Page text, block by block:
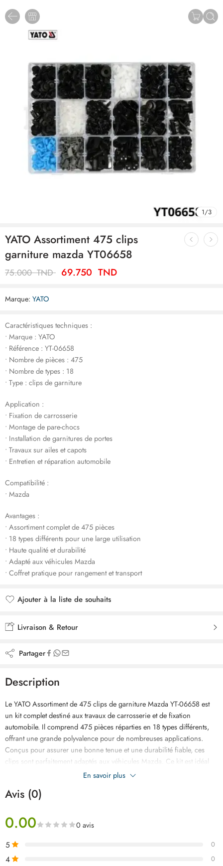
1/3
YATO Assortiment 475 clips
garniture mazda YT06658
75.000TND 69.750 TND
Marque: YATO
Caractéristiques techniques :
• Marque : YATO
• Référence : YT-06658
• Nombre de pièces : 475
• Nombre de types : 18
• Type : clips de garniture
Application :
• Fixation de carrosserie
• Montage de pare-chocs
• Installation de garnitures de portes
• Travaux sur ailes et capots
• Entretien et réparation automobile
Compatibilité :
• Mazda
Avantages :
• Assortiment complet de 475 pièces
• 18 types différents pour une large utilisation
• Haute qualité et durabilité
• Adapté aux véhicules Mazda
• Coffret pratique pour rangement et transport
Ajouter à la liste de souhaits
Livraison & Retour
Partager
Description
Le YATO Assortiment de 475 clips de garniture Mazda YT-06658 est
un kit complet destiné aux travaux de carrosserie et de fixation
automobile. Il comprend 475 pièces réparties en 18 types différents,
offrant une grande polyvalence pour de nombreuses applications.
Conçus pour assurer une bonne tenue et une durabilité fiable, ces
clips sont parfaitement adaptés aux véhicules Mazda. Ce kit est idéal
pour la fixation des éléments de carrosserie, le montage de pare-chocs,
ailes et capots. Grâce à son coffret de rangement pratique et bien
atelier. Le YATO YT-06658 est une solution indispensable pour les
professionnels et les réparateurs automobiles, disponible au meilleur
prix en Tunisie.
En savoir plus
Avis (0)
0.00 0 avis
5 0
4 0